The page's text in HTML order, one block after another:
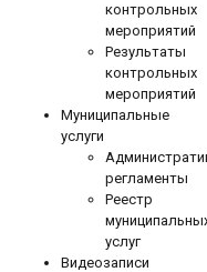
контрольных
мероприятий
Результаты
контрольных
мероприятий
Муниципальные
услуги
регламенты
Реестр
услуг
Видеозаписи